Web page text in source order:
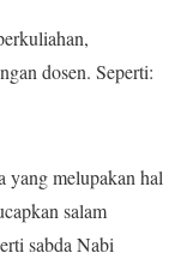
dosen. Seperti:
yang melupakan hal
salam
sabda Nabi